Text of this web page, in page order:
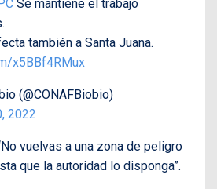
Se mantiene el trabajo
también a Santa Juana.
x5BBf4RMux
(@CONAFBiobio)
2022
vuelvas a una zona de peligro
que la autoridad lo disponga”.